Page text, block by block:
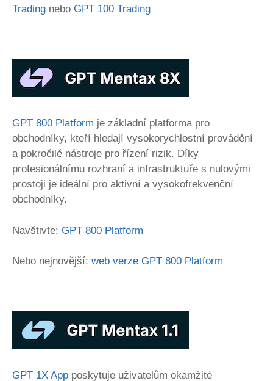
Trading nebo GPT 100 Trading
GPT 800 Platform je základní platforma pro
obchodníky, kteří hledají vysokorychlostní provádění
a pokročilé nástroje pro řízení rizik. Díky
profesionálnímu rozhraní a infrastruktuře s nulovými
prostoji je ideální pro aktivní a vysokofrekvenční
obchodníky.
Navštivte: GPT 800 Platform
Nebo nejnovější: web verze GPT 800 Platform
GPT 1X App poskytuje uživatelům okamžité